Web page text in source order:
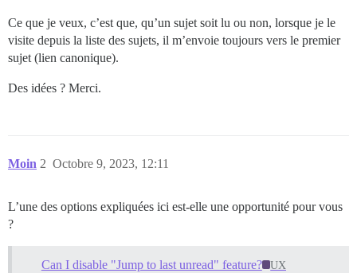
Ce que je veux, c’est que, qu’un sujet soit lu ou non, lorsque je le
visite depuis la liste des sujets, il m’envoie toujours vers le premier
sujet (lien canonique).
Des idées ? Merci.
Moin Octobre 9, 2023, 12:11
2
L’une des options expliquées ici est-elle une opportunité pour vous
?
Can I disable "Jump to last unread" feature? UX